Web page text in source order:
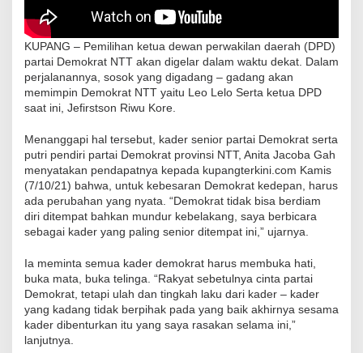
KUPANG – Pemilihan ketua dewan perwakilan daerah (DPD)
partai Demokrat NTT akan digelar dalam waktu dekat. Dalam
perjalanannya, sosok yang digadang – gadang akan
memimpin Demokrat NTT yaitu Leo Lelo Serta ketua DPD
saat ini, Jefirstson Riwu Kore.
Menanggapi hal tersebut, kader senior partai Demokrat serta
putri pendiri partai Demokrat provinsi NTT, Anita Jacoba Gah
menyatakan pendapatnya kepada kupangterkini.com Kamis
(7/10/21) bahwa, untuk kebesaran Demokrat kedepan, harus
ada perubahan yang nyata. “Demokrat tidak bisa berdiam
diri ditempat bahkan mundur kebelakang, saya berbicara
sebagai kader yang paling senior ditempat ini,” ujarnya.
Ia meminta semua kader demokrat harus membuka hati,
buka mata, buka telinga. “Rakyat sebetulnya cinta partai
Demokrat, tetapi ulah dan tingkah laku dari kader – kader
yang kadang tidak berpihak pada yang baik akhirnya sesama
kader dibenturkan itu yang saya rasakan selama ini,”
lanjutnya.